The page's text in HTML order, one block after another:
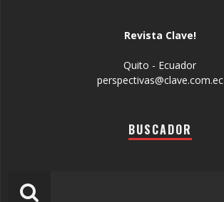
Revista Clave!
Quito - Ecuador
perspectivas@clave.com.ec
BUSCADOR